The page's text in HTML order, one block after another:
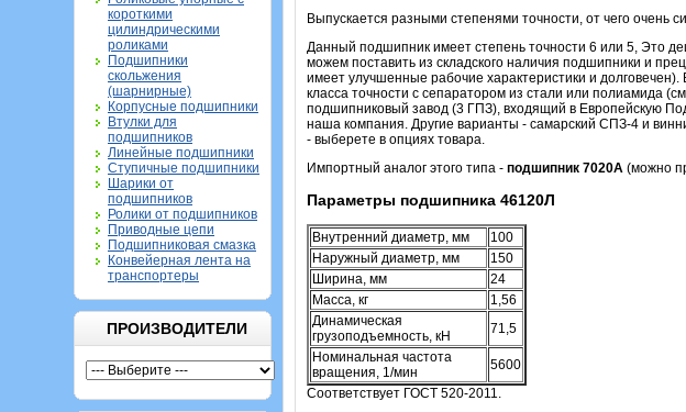
короткими
цилиндрическими
роликами
Подшипники
скольжения
(шарнирные)
Корпусные подшипники
Втулки для
подшипников
Линейные подшипники
Ступичные подшипники
Шарики от
подшипников
Ролики от подшипников
Приводные цепи
Подшипниковая смазка
Конвейерная лента на
транспортеры
ПРОИЗВОДИТЕЛИ
Выпускается разными степенями точности, от чего очень
Данный подшипник имеет степень точности 6 или 5, Это
можем поставить из складского наличия подшипники и
имеет улучшенные рабочие характеристики и
класса точности с сепаратором из стали или полиамида
подшипниковый завод (3 ГПЗ), входящий в Европейскую
наша компания. Другие варианты - самарский СПЗ-4 и
- выберете в опциях товара.
Импортный аналог этого типа - подшипник 7020А (можно
Параметры подшипника 46120Л
Внутренний диаметр, мм
100
Наружный диаметр, мм
150
Ширина, мм
24
Масса, кг
1,56
Динамическая
грузоподъемность, кН
71,5
Номинальная частота
вращения, 1/мин
5600
Соответствует ГОСТ 520-2011.